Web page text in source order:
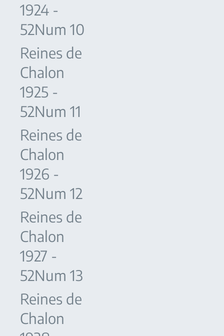
1924 -
52Num 10
Reines de
Chalon
1925 -
52Num 11
Reines de
Chalon
1926 -
52Num 12
Reines de
Chalon
1927 -
52Num 13
Reines de
Chalon